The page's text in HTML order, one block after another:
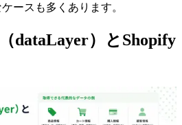
ースも多くあります。
dataLayer）とShopify